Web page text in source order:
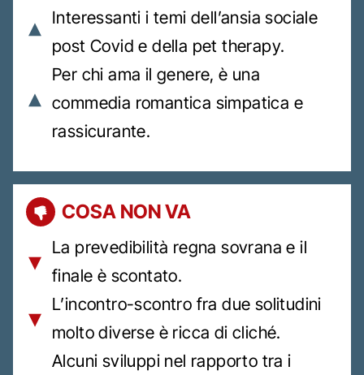
Interessanti i temi dell’ansia sociale
post Covid e della pet therapy.
Per chi ama il genere, è una
commedia romantica simpatica e
rassicurante.
COSA NON VA
La prevedibilità regna sovrana e il
finale è scontato.
L’incontro-scontro fra due solitudini
molto diverse è ricca di cliché.
Alcuni sviluppi nel rapporto tra i